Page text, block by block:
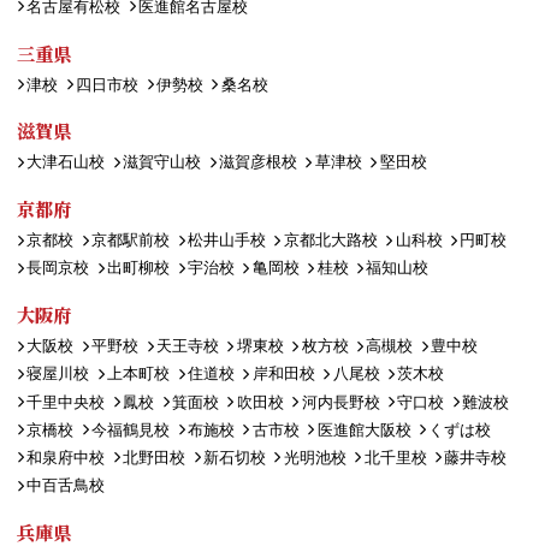
名古屋有松校
医進館名古屋校
三重県
津校 四日市校 伊勢校 桑名校
滋賀県
大津石山校 滋賀守山校 滋賀彦根校 草津校 堅田校
京都府
京都校 京都駅前校 松井山手校 京都北大路校 山科校
円町校
長岡京校
出町柳校 宇治校 亀岡校 桂校 福知山校
大阪府
大阪校 平野校 天王寺校 堺東校 枚方校 高槻校
豊中校
寝屋川校
上本町校 住道校 岸和田校 八尾校
茨木校
千里中央校
鳳校 箕面校 吹田校 河内長野校 守口校
難波校
京橋校
今福鶴見校 布施校 古市校 医進館大阪校
くずは校
和泉府中校
北野田校 新石切校 光明池校 北千里校
藤井寺校
中百舌鳥校
兵庫県